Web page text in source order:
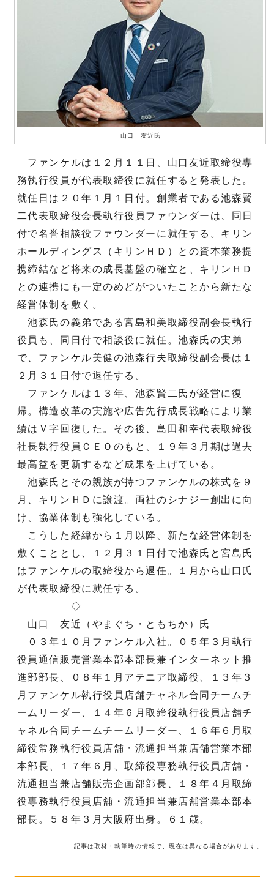
山口 友近氏
ファンケルは１２月１１日、山口友近取締役専
務執行役員が代表取締役に就任すると発表した。
就任日は２０年１月１日付。創業者である池森賢
二代表取締役会長執行役員ファウンダーは、同日
付で名誉相談役ファウンダーに就任する。キリン
ホールディングス（キリンＨＤ）との資本業務提
携締結など将来の成長基盤の確立と、キリンＨＤ
との連携にも一定のめどがついたことから新たな
経営体制を敷く。
池森氏の義弟である宮島和美取締役副会長執行
役員も、同日付で相談役に就任。池森氏の実弟
で、ファンケル美健の池森行夫取締役副会長は１
２月３１日付で退任する。
ファンケルは１３年、池森賢二氏が経営に復
帰。構造改革の実施や広告先行成長戦略により業
績はＶ字回復した。その後、島田和幸代表取締役
社長執行役員ＣＥＯのもと、１９年３月期は過去
最高益を更新するなど成果を上げている。
池森氏とその親族が持つファンケルの株式を９
月、キリンＨＤに譲渡。両社のシナジー創出に向
け、協業体制も強化している。
こうした経緯から１月以降、新たな経営体制を
敷くこととし、１２月３１日付で池森氏と宮島氏
はファンケルの取締役から退任。１月から山口氏
が代表取締役に就任する。
◇
山口 友近（やまぐち・ともちか）氏
０３年１０月ファンケル入社。０５年３月執行
役員通信販売営業本部本部長兼インターネット推
進部部長、０８年１月アテニア取締役、１３年３
月ファンケル執行役員店舗チャネル合同チームチ
ームリーダー、１４年６月取締役執行役員店舗チ
ャネル合同チームチームリーダー、１６年６月取
締役常務執行役員店舗・流通担当兼店舗営業本部
本部長、１７年６月、取締役専務執行役員店舗・
流通担当兼店舗販売企画部部長、１８年４月取締
役専務執行役員店舗・流通担当兼店舗営業本部本
部長。５８年３月大阪府出身。６１歳。
記事は取材・執筆時の情報で、現在は異なる場合があります。